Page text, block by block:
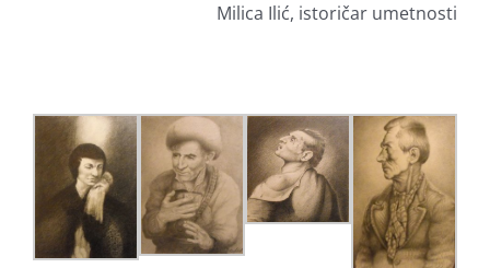
Milica Ilić, istoričar umetnosti